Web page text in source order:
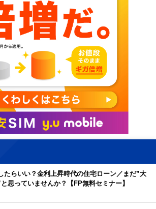
たらいい？金利上昇時代の住宅ローン／まだ”大
思っていませんか？【FP無料セミナー】